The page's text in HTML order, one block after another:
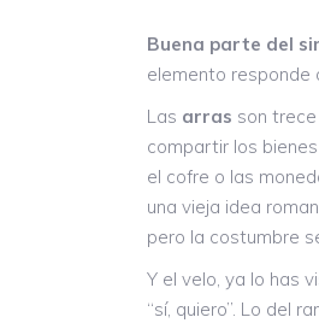
Buena parte del
elemento responde
Las arras son
compartir los
el cofre o las
una vieja idea
pero la costumbre
Y el velo, ya lo has
“sí, quiero”. Lo del